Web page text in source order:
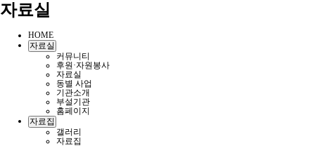
자료실
HOME
자료실
커뮤니티
후원·자원봉사
자료실
동별 사업
기관소개
부설기관
홈페이지
자료집
갤러리
자료집